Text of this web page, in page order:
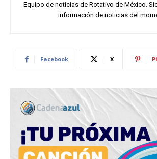
Equipo de noticias de Rotativo de México.
información de noticias del
Facebook X